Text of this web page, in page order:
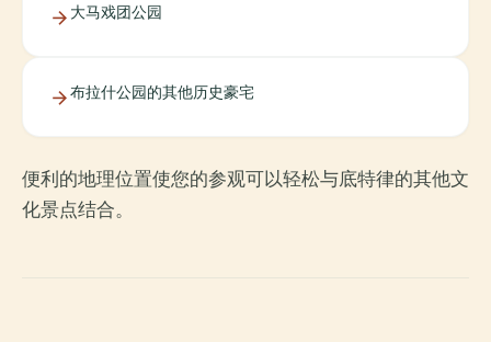
大马戏团公园
布拉什公园的其他历史豪宅
便利的地理位置使您的参观可以轻松与底特律的其他文
化景点结合。